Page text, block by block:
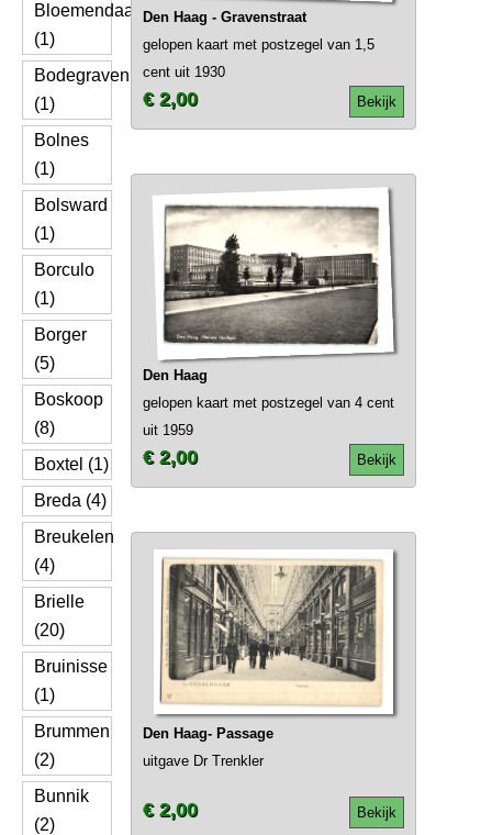
Bloemendaal
(1)
Bodegraven
(1)
Bolnes
(1)
Bolsward
(1)
Borculo
(1)
Borger
(5)
Boskoop
(8)
Boxtel (1)
Breda (4)
Breukelen
(4)
Brielle
(20)
Bruinisse
(1)
Brummen
(2)
Bunnik
(2)
Den Haag - Gravenstraat
gelopen kaart met postzegel van 1,5
cent uit 1930
Bekijk
€ 2,00
Den Haag
gelopen kaart met postzegel van 4 cent
uit 1959
Bekijk
€ 2,00
Den Haag- Passage
uitgave Dr Trenkler
Bekijk
€ 2,00